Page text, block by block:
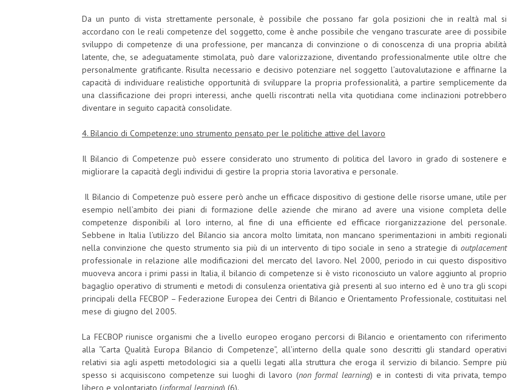
Da un punto di vista strettamente personale, è possibile che possano far gola posizioni che in realtà mal si
accordano con le reali competenze del soggetto, come è anche possibile che vengano trascurate aree di possibile
sviluppo di competenze di una professione, per mancanza di convinzione o di conoscenza di una propria abilità
latente, che, se adeguatamente stimolata, può dare valorizzazione, diventando professionalmente utile oltre che
personalmente gratificante. Risulta necessario e decisivo potenziare nel soggetto l’autovalutazione e affinarne la
capacità di individuare realistiche opportunità di sviluppare la propria professionalità, a partire semplicemente da
una classificazione dei propri interessi, anche quelli riscontrati nella vita quotidiana come inclinazioni potrebbero
diventare in seguito capacità consolidate.
4. Bilancio di Competenze: uno strumento pensato per le politiche attive del lavoro
Il Bilancio di Competenze può essere considerato uno strumento di politica del lavoro in grado di sostenere e
migliorare la capacità degli individui di gestire la propria storia lavorativa e personale.
Il Bilancio di Competenze può essere però anche un efficace dispositivo di gestione delle risorse umane, utile per
esempio nell’ambito dei piani di formazione delle aziende che mirano ad avere una visione completa delle
competenze disponibili al loro interno, al fine di una efficiente ed efficace riorganizzazione del personale.
Sebbene in Italia l’utilizzo del Bilancio sia ancora molto limitata, non mancano sperimentazioni in ambiti regionali
nella convinzione che questo strumento sia più di un intervento di tipo sociale in seno a strategie di outplacement
professionale in relazione alle modificazioni del mercato del lavoro. Nel 2000, periodo in cui questo dispositivo
muoveva ancora i primi passi in Italia, il bilancio di competenze si è visto riconosciuto un valore aggiunto al proprio
bagaglio operativo di strumenti e metodi di consulenza orientativa già presenti al suo interno ed è uno tra gli scopi
principali della FECBOP – Federazione Europea dei Centri di Bilancio e Orientamento Professionale, costituitasi nel
mese di giugno del 2005.
La FECBOP riunisce organismi che a livello europeo erogano percorsi di Bilancio e orientamento con riferimento
alla “Carta Qualità Europa Bilancio di Competenze”, all’interno della quale sono descritti gli standard operativi
relativi sia agli aspetti metodologici sia a quelli legati alla struttura che eroga il servizio di bilancio. Sempre più
spesso si acquisiscono competenze sui luoghi di lavoro (non formal learning) e in contesti di vita privata, tempo